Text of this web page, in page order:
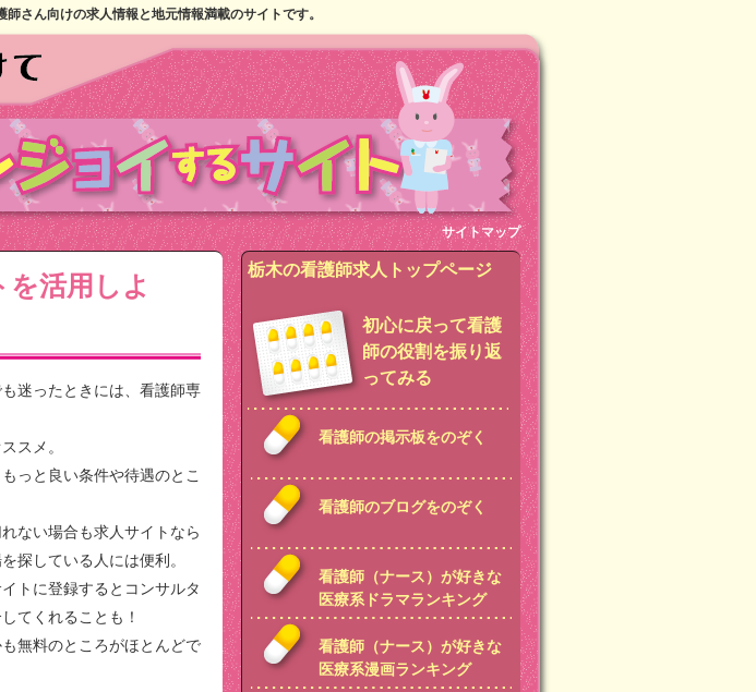
師さん向けの求人情報と地元情報満載のサイトです。
サイトマップ
活用しよ
迷ったときには、看護師専
スメ。
っと良い条件や待遇のとこ
ない場合も求人サイトなら
探している人には便利。
トに登録するとコンサルタ
てくれることも！
無料のところがほとんどで
栃木の看護師求人トップページ
初心に戻って看護
師の役割を振り返
ってみる
看護師の掲示板をのぞく
看護師のブログをのぞく
看護師（ナース）が好きな
医療系ドラマランキング
看護師（ナース）が好きな
医療系漫画ランキング